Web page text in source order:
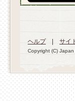
ヘルプ| サイ
Copyright (C)